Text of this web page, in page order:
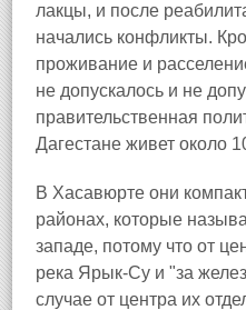
лакцы, и после
начались конфликты.
проживание и
не допускалось и не
правительственная
Дагестане живет около
В Хасавюрте они
районах, которые
западе, потому что от
река Ярык-Су и "за
случае от центра их